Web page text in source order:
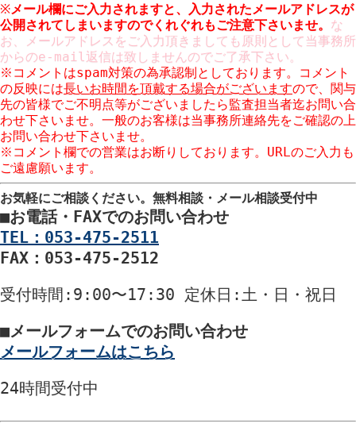
※メール欄にご入力されますと、入力された メールアドレスが
公開 されてしまいますのでくれぐれもご注意下さいませ。 な
お、メールアドレスをご入力頂きましても原則として当事務所
からのe-mail返信は致しませんのでご了承下さい。
※コメントはspam対策の為承認制としております。コメント
の反映には長いお時間を頂戴する場合がございますので、関与
先の皆様でご不明点等がございましたら監査担当者迄お問い合
わせ下さいませ。一般のお客様は当事務所連絡先をご確認の上
お問い合わせ下さいませ。
※コメント欄での営業はお断りしております。URLのご入力も
ご遠慮願います。
お気軽にご相談ください。 無料相談・メール相談受付中
■お電話・FAXでのお問い合わせ
TEL：053-475-2511
FAX：053-475-2512
受付時間 :9:00〜17:30 定休日 :土・日・祝日
■メールフォームでのお問い合わせ
メールフォームはこちら
24時間受付中